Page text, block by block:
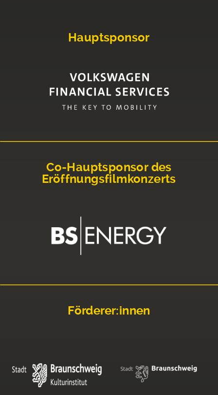
Hauptsponsor
Co-Hauptsponsor des
Eröffnungsfilmkonzerts
Förderer:innen